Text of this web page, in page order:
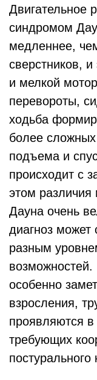
Двигательное
синдромом
медленнее,
сверстников, и
и мелкой
перевороты,
ходьба
более
подъема и
происходит с
этом
Дауна очень
диагноз может
разным
особенно
взросления,
проявляются
требующих
постурального